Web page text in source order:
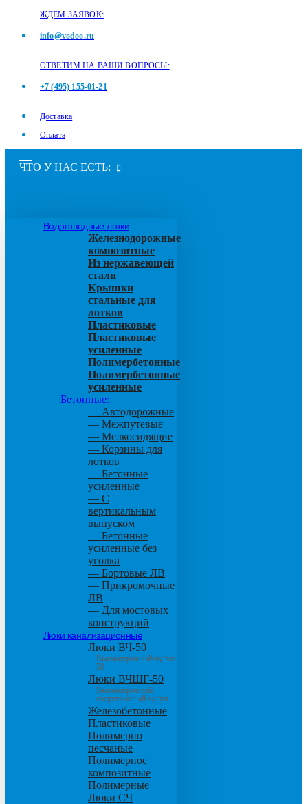
ЖДЕМ ЗАЯВОК:
info@vodoo.ru
ОТВЕТИМ НА ВАШИ ВОПРОСЫ:
+7 (495) 155-01-21
Доставка
Оплата
ЧТО У НАС ЕСТЬ:
Водоотводные лотки
Железнодорожные
композитные
Из нержавеющей
стали
Крышки
стальные для
лотков
Пластиковые
Пластиковые
усиленные
Полимербетонные
Полимербетонные
усиленные
Бетонные:
— Автодорожные
— Межпутевые
— Мелкосидящие
— Корзины для
лотков
— Бетонные
усиленные
— С
вертикальным
выпуском
— Бетонные
усиленные без
уголка
— Бортовые ЛВ
— Прикромочные
ЛВ
— Для мостовых
конструкций
Люки канализационные
Люки ВЧ-50
Высокопрочный чугун
50
Люки ВЧШГ-50
Высокопрочный
сверхтяжелый чугун
Железобетонные
Пластиковые
Полимерно
песчаные
Полимерное
композитные
Полимерные
Люки СЧ